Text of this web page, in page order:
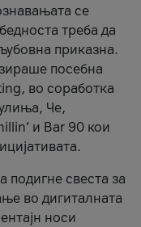
се
треба да
приказна.
посебна
во соработка
Че,
и Bar 90 кои
подигне свеста за
во дигиталната
носи